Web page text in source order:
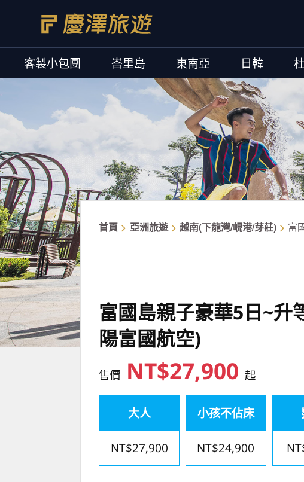
客製小包團 峇里島 東南亞 日韓
首頁 亞洲旅遊 越南(下龍灣/峴港/芽莊) 富
富國島親子豪華5日~升
陽富國航空)
售價 NT$27,900起
大人
NT$27,900
小孩不佔床
NT$24,900